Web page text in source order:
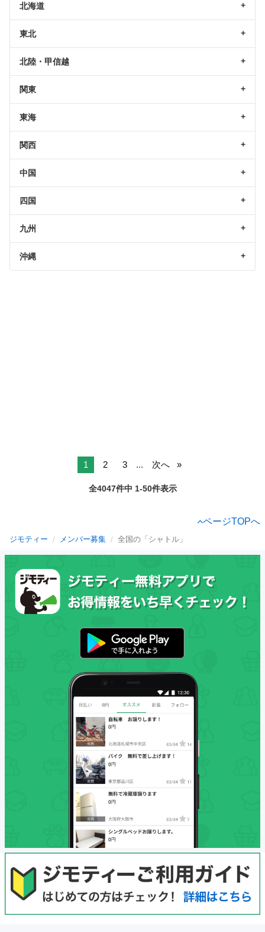
北海道
東北
北陸・甲信越
関東
東海
関西
中国
四国
九州
沖縄
1 2 3 ... 次へ
全4047件中 1-50件表示
ページTOPへ
ジモティー メンバー募集 全国の「シャトル」